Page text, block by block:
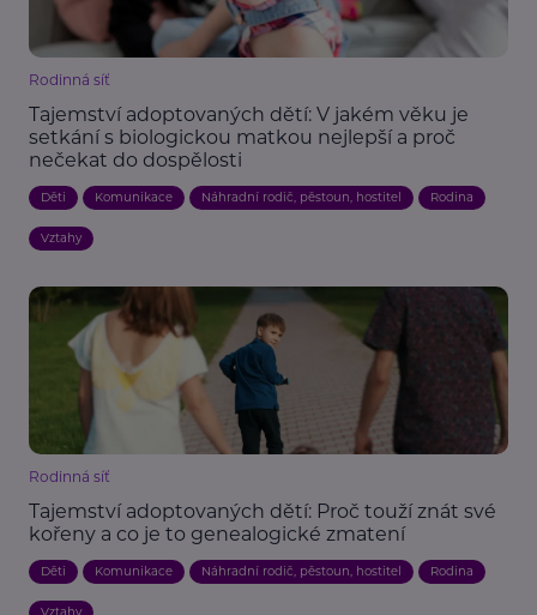
Rodinná síť
Tajemství adoptovaných dětí: V jakém věku je
setkání s biologickou matkou nejlepší a proč
nečekat do dospělosti
Děti Komunikace Náhradní rodič, pěstoun, hostitel Rodina
Vztahy
Rodinná síť
Tajemství adoptovaných dětí: Proč touží znát své
kořeny a co je to genealogické zmatení
Děti Komunikace Náhradní rodič, pěstoun, hostitel Rodina